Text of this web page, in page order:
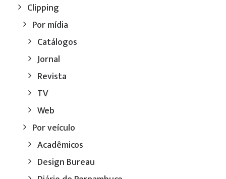
Clipping
Por mídia
Catálogos
Jornal
Revista
TV
Web
Por veículo
Acadêmicos
Design Bureau